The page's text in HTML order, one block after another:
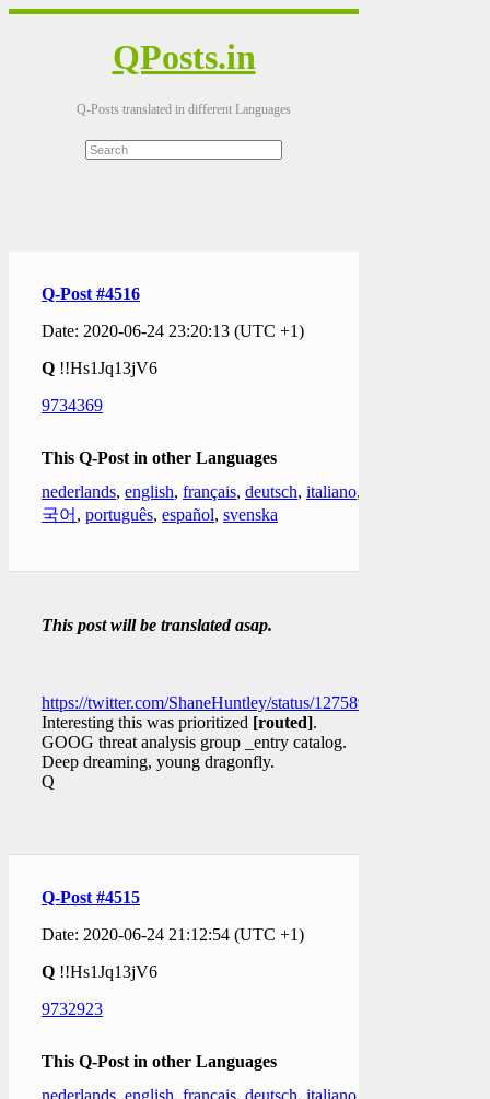
QPosts.in
Q-Posts translated in different Languages
Q-Post #4516
Date: 2020-06-24 23:20:13 (UTC +1)
Q !!Hs1Jq13jV6
9734369
This Q-Post in other Languages
nederlands, english, français, deutsch, italiano,
국어 , português, español, svenska
This post will be translated asap.
https://twitter.com/ShaneHuntley/status/1275898590825639936
Interesting this was prioritized [routed].
GOOG threat analysis group _entry catalog.
Deep dreaming, young dragonfly.
Q
Q-Post #4515
Date: 2020-06-24 21:12:54 (UTC +1)
Q !!Hs1Jq13jV6
9732923
This Q-Post in other Languages
nederlands, english, français, deutsch, italiano,